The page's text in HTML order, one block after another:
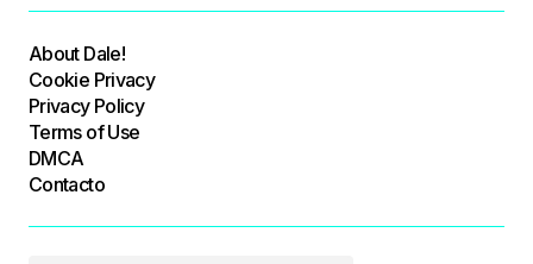
About Dale!
Cookie Privacy
Privacy Policy
Terms of Use
DMCA
Contacto